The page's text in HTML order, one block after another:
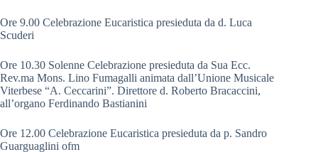
Ore 9.00 Celebrazione Eucaristica presieduta da d. Luca
Scuderi
Ore 10.30 Solenne Celebrazione presieduta da Sua Ecc.
Rev.ma Mons. Lino Fumagalli animata dall’Unione Musicale
Viterbese “A. Ceccarini”. Direttore d. Roberto Bracaccini,
all’organo Ferdinando Bastianini
Ore 12.00 Celebrazione Eucaristica presieduta da p. Sandro
Guarguaglini ofm